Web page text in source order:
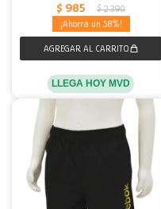
$ 985 $ 2.390
58
LLEGA HOY MVD